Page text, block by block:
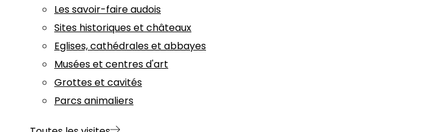
Les savoir-faire audois
Sites historiques et châteaux
Eglises, cathédrales et abbayes
Musées et centres d'art
Grottes et cavités
Parcs animaliers